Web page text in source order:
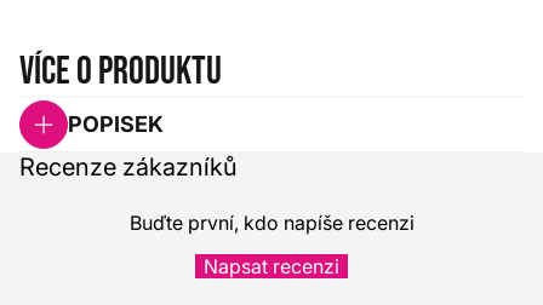
Více o produktu
POPISEK
Recenze zákazníků
Buďte první, kdo napíše recenzi
Napsat recenzi